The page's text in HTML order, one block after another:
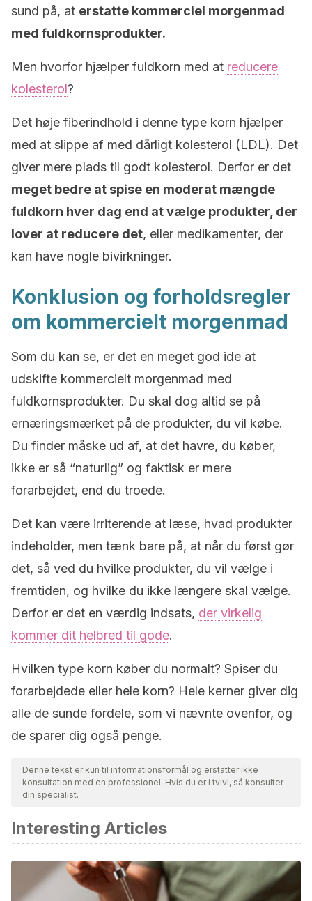
sund på, at erstatte kommerciel morgenmad
med fuldkornsprodukter.
Men hvorfor hjælper fuldkorn med at reducere
kolesterol?
Det høje fiberindhold i denne type korn hjælper
med at slippe af med dårligt kolesterol (LDL). Det
giver mere plads til godt kolesterol. Derfor er det
meget bedre at spise en moderat mængde
fuldkorn hver dag end at vælge produkter, der
lover at reducere det, eller medikamenter, der
kan have nogle bivirkninger.
Konklusion og forholdsregler
om kommercielt morgenmad
Som du kan se, er det en meget god ide at
udskifte kommercielt morgenmad med
fuldkornsprodukter. Du skal dog altid se på
ernæringsmærket på de produkter, du vil købe.
Du finder måske ud af, at det havre, du køber,
ikke er så “naturlig” og faktisk er mere
forarbejdet, end du troede.
Det kan være irriterende at læse, hvad produkter
indeholder, men tænk bare på, at når du først gør
det, så ved du hvilke produkter, du vil vælge i
fremtiden, og hvilke du ikke længere skal vælge.
Derfor er det en værdig indsats, der virkelig
kommer dit helbred til gode.
Hvilken type korn køber du normalt? Spiser du
forarbejdede eller hele korn? Hele kerner giver dig
alle de sunde fordele, som vi nævnte ovenfor, og
de sparer dig også penge.
Denne tekst er kun til informationsformål og erstatter ikke
konsultation med en professionel. Hvis du er i tvivl, så konsulter
din specialist.
Interesting Articles